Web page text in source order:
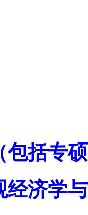
包括专
经济学